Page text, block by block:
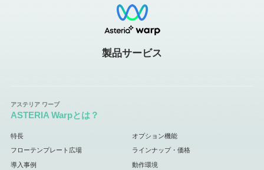
製品サービス
ASTERIA Warpとは？
特長 オプション機能
フローテンプレート広場 ラインナップ・価格
導入事例 動作環境